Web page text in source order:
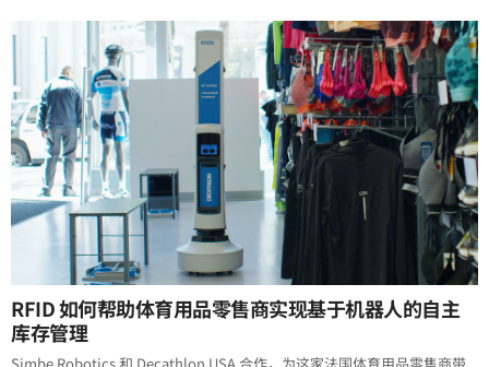
RFID 如何帮助体育用品零售商实现基于机器人的自主
库存管理